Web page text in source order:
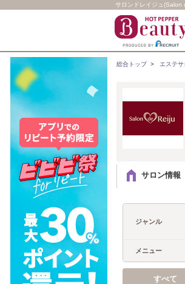
サロンドレイジュ(Salon
総合トップ> エステ
サロン情報
ジャンル
メニュー
すべて